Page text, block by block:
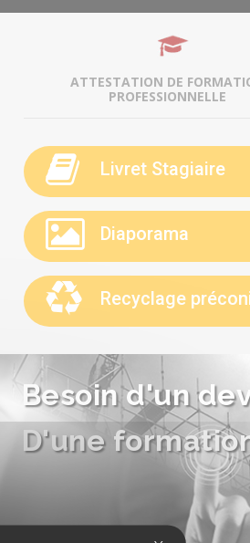
ATTESTATION DE
PROFESSIONNELLE
Livret Stagiaire
Diaporama
Recyclage
Besoin d'un
D'une